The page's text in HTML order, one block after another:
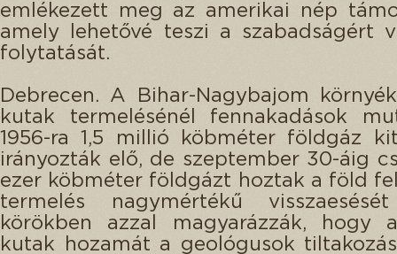
emlékezett meg az amerikai nép
amely lehetővé teszi a szabadságért
folytatását.
Debrecen. A Bihar-Nagybajom
kutak termelésénél fennakadások
1956-ra 1,5 millió köbméter földgáz
irányozták elő, de szeptember 30-áig
ezer köbméter földgázt hoztak a föld
termelés nagymértékű
körökben azzal magyarázzák, hogy
kutak hozamát a geológusok